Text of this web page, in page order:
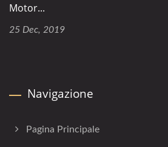
Motor...
25 Dec, 2019
Navigazione
Pagina Principale